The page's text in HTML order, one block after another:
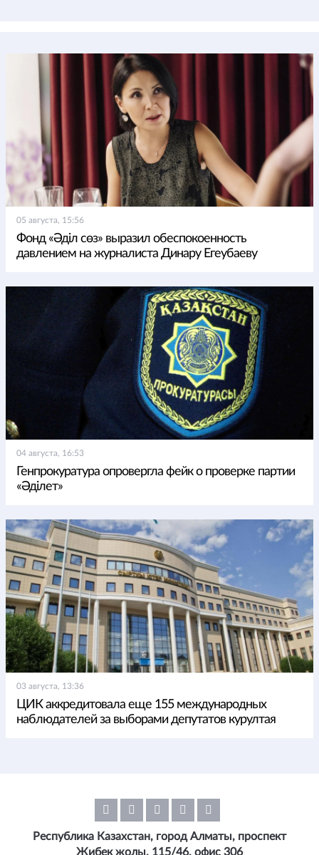
05 августа, 15:56
Фонд «Әділ сөз» выразил обеспокоенность
давлением на журналиста Динару Егеубаеву
04 августа, 16:53
Генпрокуратура опровергла фейк о проверке партии
«Әділет»
03 августа, 13:36
ЦИК аккредитовала еще 155 международных
наблюдателей за выборами депутатов курултая
Республика Казахстан, город Алматы, проспект
Жибек жолы, 115/46, офис 306